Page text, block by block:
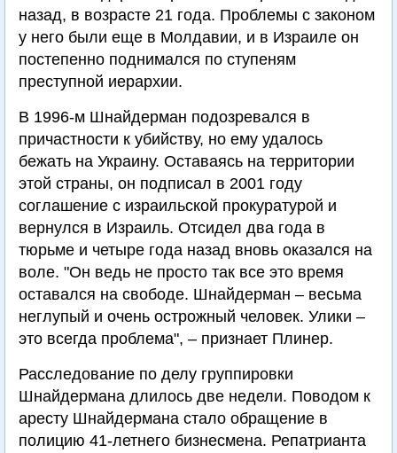
назад, в возрасте 21 года. Проблемы с законом
у него были еще в Молдавии, и в Израиле он
постепенно поднимался по ступеням
преступной иерархии.
В 1996-м Шнайдерман подозревался в
причастности к убийству, но ему удалось
бежать на Украину. Оставаясь на территории
этой страны, он подписал в 2001 году
соглашение с израильской прокуратурой и
вернулся в Израиль. Отсидел два года в
тюрьме и четыре года назад вновь оказался на
воле. "Он ведь не просто так все это время
оставался на свободе. Шнайдерман – весьма
неглупый и очень острожный человек. Улики –
это всегда проблема", – признает Плинер.
Расследование по делу группировки
Шнайдермана длилось две недели. Поводом к
аресту Шнайдермана стало обращение в
полицию 41-летнего бизнесмена. Репатрианта